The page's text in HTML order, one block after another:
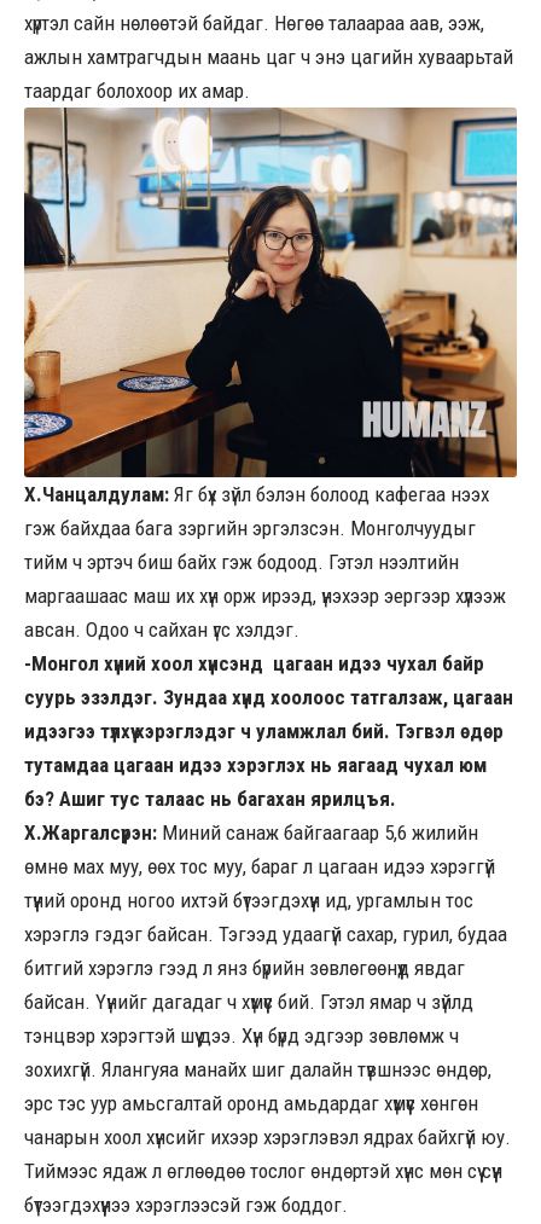
хүртэл сайн нөлөөтэй байдаг. Нөгөө талаараа аав, ээж,
ажлын хамтрагчдын маань цаг ч энэ цагийн хуваарьтай
таардаг болохоор их амар.
Х.Чанцалдулам: Яг бүх зүйл бэлэн болоод кафегаа нээх
гэж байхдаа бага зэргийн эргэлзсэн. Монголчуудыг
тийм ч эртэч биш байх гэж бодоод. Гэтэл нээлтийн
маргаашаас маш их хүн орж ирээд, үнэхээр эергээр хүлээж
авсан. Одоо ч сайхан үгс хэлдэг.
-Монгол хүний хоол хүнсэнд цагаан идээ чухал байр
суурь эзэлдэг. Зундаа хүнд хоолоос татгалзаж, цагаан
идээгээ түлхүү хэрэглэдэг ч уламжлал бий. Тэгвэл өдөр
тутамдаа цагаан идээ хэрэглэх нь яагаад чухал юм
бэ? Ашиг тус талаас нь багахан ярилцъя.
Х.Жаргалсүрэн: Миний санаж байгаагаар 5,6 жилийн
өмнө мах муу, өөх тос муу, бараг л цагаан идээ хэрэггүй
түүний оронд ногоо ихтэй бүтээгдэхүүн ид, ургамлын тос
хэрэглэ гэдэг байсан. Тэгээд удаагүй сахар, гурил, будаа
битгий хэрэглэ гээд л янз бүрийн зөвлөгөөнүүд явдаг
байсан. Үүнийг дагадаг ч хүмүүс бий. Гэтэл ямар ч зүйлд
тэнцвэр хэрэгтэй шүү дээ. Хүн бүрд эдгээр зөвлөмж ч
зохихгүй. Ялангуяа манайх шиг далайн түвшнээс өндөр,
эрс тэс уур амьсгалтай оронд амьдардаг хүмүүс хөнгөн
чанарын хоол хүнсийг ихээр хэрэглэвэл ядрах байхгүй юу.
Тиймээс ядаж л өглөөдөө тослог өндөртэй хүнс мөн сүү сүүн
бүтээгдэхүүнээ хэрэглээсэй гэж боддог.